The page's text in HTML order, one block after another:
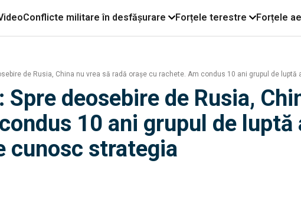
Conflicte militare în desfășurare Forțele terestre Forțele
de Rusia, China nu vrea să radă orașe cu rachete. Am condus 10 ani grupul de
deosebire de Rusia,
10 ani grupul de
cunosc strategia